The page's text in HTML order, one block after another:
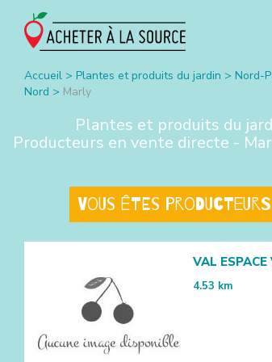
Accueil > Plantes et produits du jardin > Nord-
Nord > Marly
Plantes et produits du
Producteurs en vente directe -
Vous êtes producteurs
VAL ESPACE
4.53 km